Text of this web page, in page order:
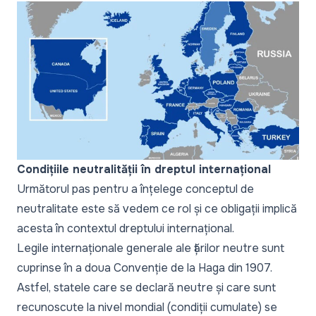
Condițiile neutralității în dreptul internațional
Următorul pas pentru a înțelege conceptul de
neutralitate este să vedem ce rol și ce obligații implică
acesta în contextul dreptului internațional.
Legile internaționale generale ale țărilor neutre sunt
cuprinse în a doua Convenție de la Haga din 1907.
Astfel, statele care se declară neutre și care sunt
recunoscute la nivel mondial (condiții cumulate) se